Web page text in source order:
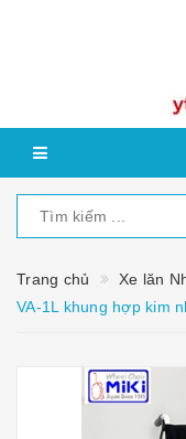
Trang chủ Xe lăn
VA-1L khung hợp kim